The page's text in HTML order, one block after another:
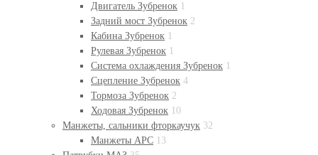
Двигатель Зубренок 1
Задний мост Зубренок 2
Кабина Зубренок 1
Рулевая Зубренок 1
Система охлаждения Зубренок 1
Сцепление Зубренок 4
Тормоза Зубренок 2
Ходовая Зубренок 10
Манжеты, сальники фторкаучук 32
Манжеты АРС 13